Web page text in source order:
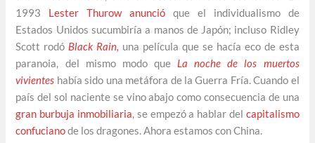
1993 Lester Thurow anunció que el individualismo de
Estados Unidos sucumbiría a manos de Japón; incluso Ridley
Scott rodó Black Rain, una película que se hacía eco de esta
paranoia, del mismo modo que La noche de los muertos
vivientes había sido una metáfora de la Guerra Fría. Cuando el
país del sol naciente se vino abajo como consecuencia de una
gran burbuja inmobiliaria, se empezó a hablar del capitalismo
confucianode los dragones. Ahora estamos con China.